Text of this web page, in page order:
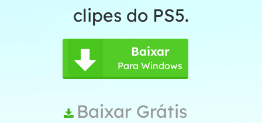
clipes do PS5.
 Baixar
Para Windows
 Baixar Grátis